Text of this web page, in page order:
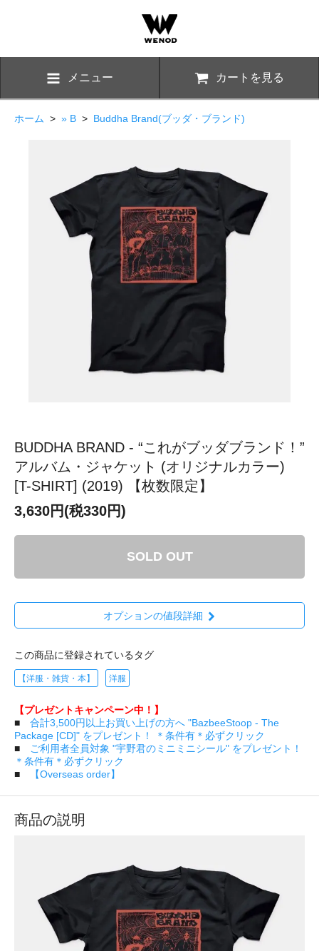
メニュー カートを見る
ホーム > » B > Buddha Brand(ブッダ・ブランド)
BUDDHA BRAND - “これがブッダブランド！”
アルバム・ジャケット (オリジナルカラー)
[T-SHIRT] (2019) 【枚数限定】
3,630円(税330円)
SOLD OUT
オプションの値段詳細
この商品に登録されているタグ
【洋服・雑貨・本】 洋服
【プレゼントキャンペーン中！】
■ 合計3,500円以上お買い上げの方へ "BazbeeStoop - The
Package [CD]" をプレゼント！ ＊条件有＊必ずクリック
■
ご利用者全員対象 "宇野君のミニミニシール" をプレゼント！
＊条件有＊必ずクリック
■
【Overseas order】
商品の説明